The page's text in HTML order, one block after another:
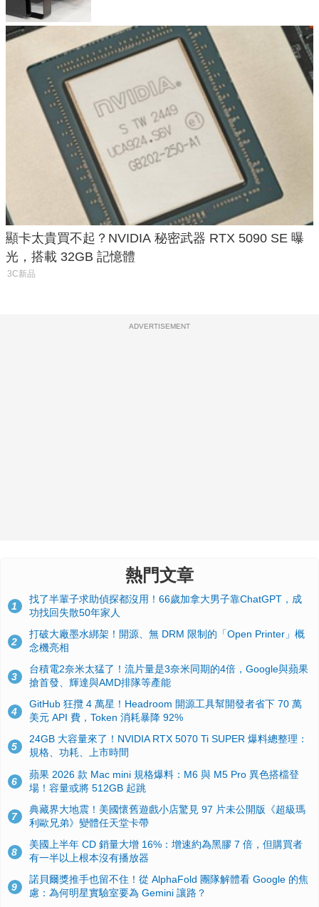
顯卡太貴買不起？NVIDIA 秘密武器 RTX 5090 SE 曝
光，搭載 32GB 記憶體
3C新品
ADVERTISEMENT
熱門文章
1
找了半輩子求助偵探都沒用！66歲加拿大男子靠ChatGPT，成
功找回失散50年家人
2
打破大廠墨水綁架！開源、無 DRM 限制的「Open Printer」概
念機亮相
3
台積電2奈米太猛了！流片量是3奈米同期的4倍，Google與蘋果
搶首發、輝達與AMD排隊等產能
4
GitHub 狂攬 4 萬星！Headroom 開源工具幫開發者省下 70 萬
美元 API 費，Token 消耗暴降 92%
5
24GB 大容量來了！NVIDIA RTX 5070 Ti SUPER 爆料總整理：
規格、功耗、上市時間
6
蘋果 2026 款 Mac mini 規格爆料：M6 與 M5 Pro 異色搭檔登
場！容量或將 512GB 起跳
7
典藏界大地震！美國懷舊遊戲小店驚見 97 片未公開版《超級瑪
利歐兄弟》變體任天堂卡帶
8
美國上半年 CD 銷量大增 16%：增速約為黑膠 7 倍，但購買者
有一半以上根本沒有播放器
9
諾貝爾獎推手也留不住！從 AlphaFold 團隊解體看 Google 的焦
慮：為何明星實驗室要為 Gemini 讓路？